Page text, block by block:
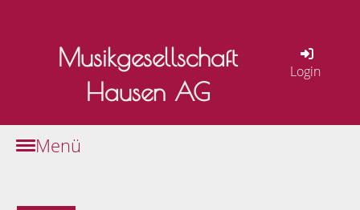
Musikgesellschaft
Hausen AG
Login
Menü